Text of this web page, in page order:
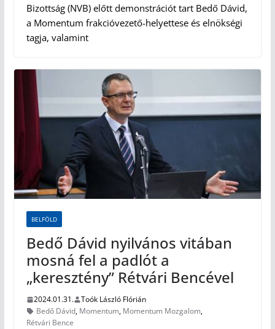
Bizottság (NVB) előtt demonstrációt tart Bedő Dávid,
a Momentum frakcióvezető-helyettese és elnökségi
tagja, valamint
BELFÖLD
Bedő Dávid nyilvános vitában
mosná fel a padlót a
„keresztény” Rétvári Bencével
2024.01.31.
Toók László Flórián
Bedő Dávid, Momentum, Momentum Mozgalom,
Rétvári Bence